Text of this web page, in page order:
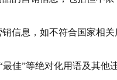
信息，如不符合国家相
最佳”等绝对化用语及其他